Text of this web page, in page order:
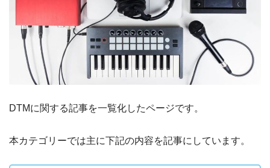
DTMに関する記事を一覧化したページです。
本カテゴリーでは主に下記の内容を記事にしています。